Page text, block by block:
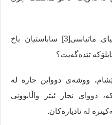
ماتیاسی[3]
ساباستیان باخ
تێدەگەیت؟
ووشەی دوواین جارە لە
دووای نجار ئیتر واڵابوونی
لە نادیارەکان.